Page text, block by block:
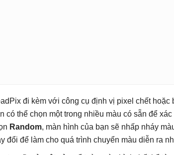
đi kèm với công cụ định vị pixel chết
có thể chọn một trong nhiều màu có sẵn để
Random, màn hình của bạn sẽ nhấp nháy
đổi để làm cho quá trình chuyển màu diễn ra